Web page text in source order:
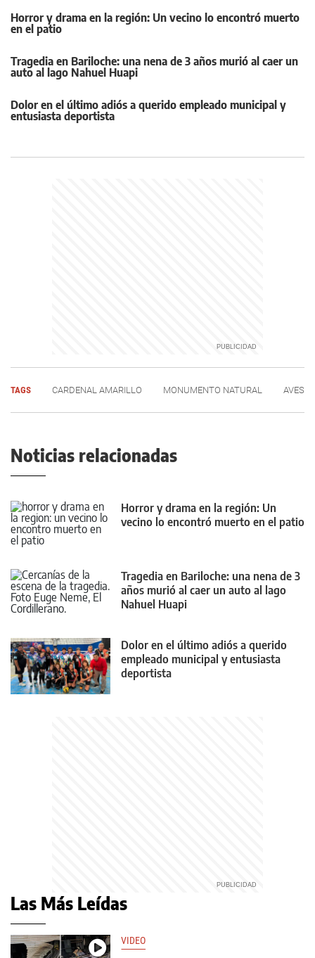
Horror y drama en la región: Un vecino lo encontró muerto
en el patio
Tragedia en Bariloche: una nena de 3 años murió al caer un
auto al lago Nahuel Huapi
Dolor en el último adiós a querido empleado municipal y
entusiasta deportista
TAGS CARDENAL AMARILLO MONUMENTO NATURAL AVES
Noticias relacionadas
Horror y drama en la región: Un
vecino lo encontró muerto en el patio
Tragedia en Bariloche: una nena de 3
años murió al caer un auto al lago
Nahuel Huapi
Dolor en el último adiós a querido
empleado municipal y entusiasta
deportista
Las Más Leídas
VIDEO